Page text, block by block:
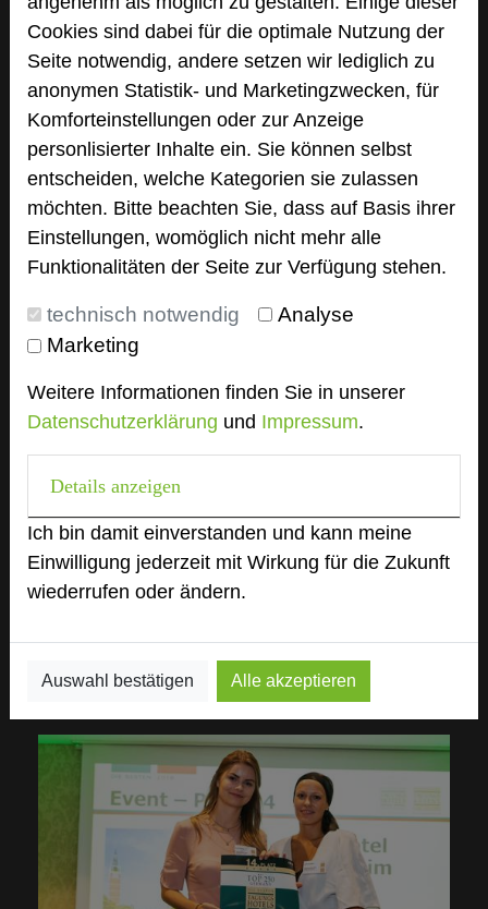
Cookies sind dabei für die optimale Nutzung der
Seite notwendig, andere setzen wir lediglich zu
anonymen Statistik- und Marketingzwecken, für
Komforteinstellungen oder zur Anzeige
personlisierter Inhalte ein. Sie können selbst
entscheiden, welche Kategorien sie zulassen
möchten. Bitte beachten Sie, dass auf Basis ihrer
Einstellungen, womöglich nicht mehr alle
Funktionalitäten der Seite zur Verfügung stehen.
technisch notwendig
Analyse
Marketing
Weitere Informationen finden Sie in unserer
Datenschutzerklärung und Impressum.
Details anzeigen
Ich bin damit einverstanden und kann meine
Einwilligung jederzeit mit Wirkung für die Zukunft
wiederrufen oder ändern.
Auswahl bestätigen Alle akzeptieren